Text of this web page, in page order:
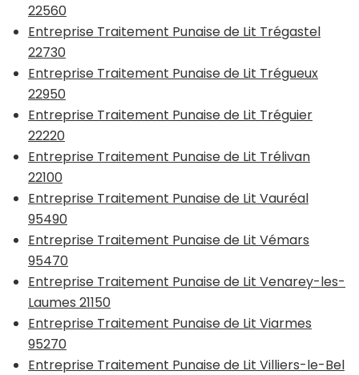
22560
Entreprise Traitement Punaise de Lit Trégastel
22730
Entreprise Traitement Punaise de Lit Trégueux
22950
Entreprise Traitement Punaise de Lit Tréguier
22220
Entreprise Traitement Punaise de Lit Trélivan
22100
Entreprise Traitement Punaise de Lit Vauréal
95490
Entreprise Traitement Punaise de Lit Vémars
95470
Entreprise Traitement Punaise de Lit Venarey-les-
Laumes 21150
Entreprise Traitement Punaise de Lit Viarmes
95270
Entreprise Traitement Punaise de Lit Villiers-le-Bel